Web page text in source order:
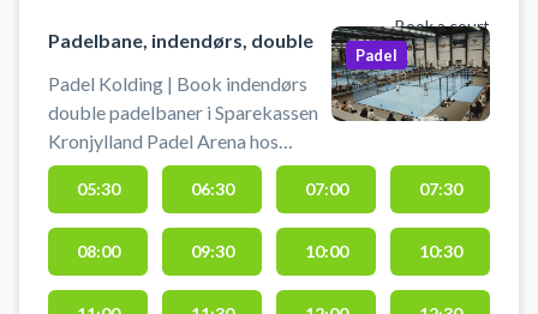
Book a court
Padelbane, indendørs, double
Padel Kolding | Book indendørs
double padelbaner i Sparekassen
Kronjylland Padel Arena hos
Rocket Padel Kolding. Book en
doublebane og spil padel i Rocket
Padels 5-stjernede padelcenter på
Ambolten 2 i Kolding.
Padel
05:30 06:30 07:00 07:30
08:00 09:30 10:00 10:30